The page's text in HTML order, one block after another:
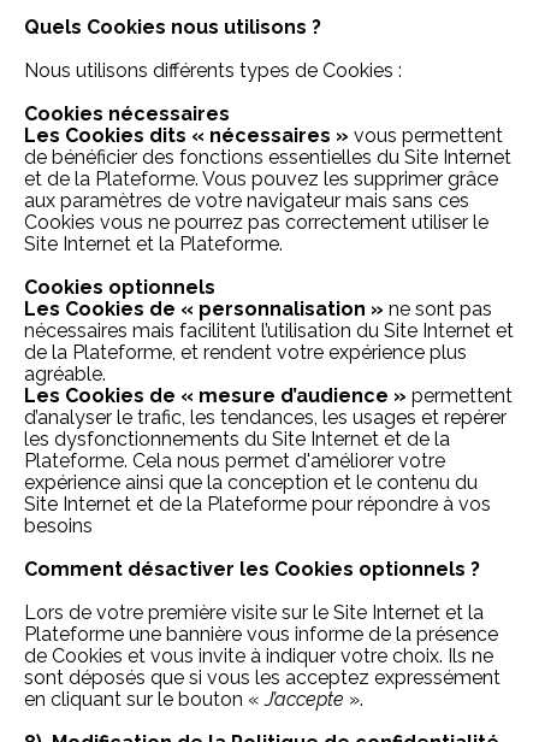
Quels Cookies nous utilisons ?
Nous utilisons différents types de Cookies :
Cookies nécessaires
Les Cookies dits « nécessaires » vous permettent
de bénéficier des fonctions essentielles du Site Internet
et de la Plateforme. Vous pouvez les supprimer grâce
aux paramètres de votre navigateur mais sans ces
Cookies vous ne pourrez pas correctement utiliser le
Site Internet et la Plateforme.
Cookies optionnels
Les Cookies de « personnalisation » ne sont pas
nécessaires mais facilitent l’utilisation du Site Internet et
de la Plateforme, et rendent votre expérience plus
agréable.
Les Cookies de « mesure d’audience » permettent
d’analyser le trafic, les tendances, les usages et repérer
les dysfonctionnements du Site Internet et de la
Plateforme. Cela nous permet d'améliorer votre
expérience ainsi que la conception et le contenu du
Site Internet et de la Plateforme pour répondre à vos
besoins
Comment désactiver les Cookies optionnels ?
Lors de votre première visite sur le Site Internet et la
Plateforme une bannière vous informe de la présence
de Cookies et vous invite à indiquer votre choix. Ils ne
sont déposés que si vous les acceptez expressément
en cliquant sur le bouton «J’accepte ».